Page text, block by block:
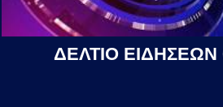
ΔΕΛΤΙΟ ΕΙΔΗΣΕΩΝ